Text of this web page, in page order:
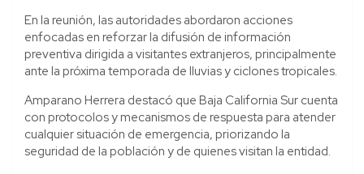
En la reunión, las autoridades abordaron acciones
enfocadas en reforzar la difusión de información
preventiva dirigida a visitantes extranjeros, principalmente
ante la próxima temporada de lluvias y ciclones tropicales.
Amparano Herrera destacó que Baja California Sur cuenta
con protocolos y mecanismos de respuesta para atender
cualquier situación de emergencia, priorizando la
seguridad de la población y de quienes visitan la entidad.